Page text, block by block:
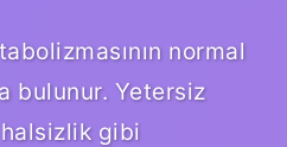
normal
bulunur. Yetersiz
halsizlik gibi